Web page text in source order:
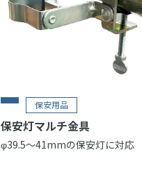
保安用品
保安灯マルチ金具
φ39.5～41mmの保安灯に対応